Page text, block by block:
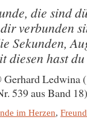
die sind
verbunden
Sekunden,
diesen hast
Ledwina
539 aus Band 18)
im Herzen,